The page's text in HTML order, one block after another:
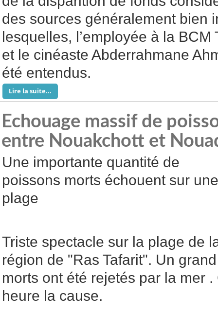
des sources généralement bien
lesquelles, l’employée à la
et le cinéaste Abderrahmane
été entendus.
Lire la suite...
Echouage massif de
entre Nouakchott et
Une importante quantité de
poissons morts échouent sur une
plage
Triste spectacle sur la plage de
région de "Ras Tafarit". Un
morts ont été rejetés par la mer .
heure la cause.